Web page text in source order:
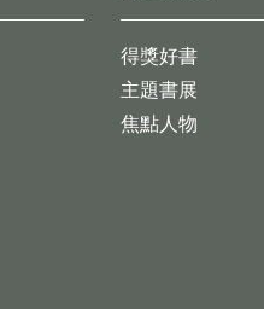
得獎好書
主題書展
焦點人物